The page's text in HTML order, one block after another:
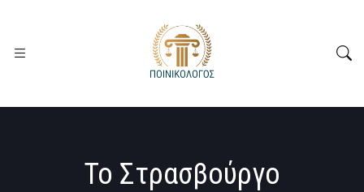
Το Στρασβούργο